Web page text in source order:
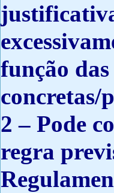
função
concretas/
2 – Pode
regra